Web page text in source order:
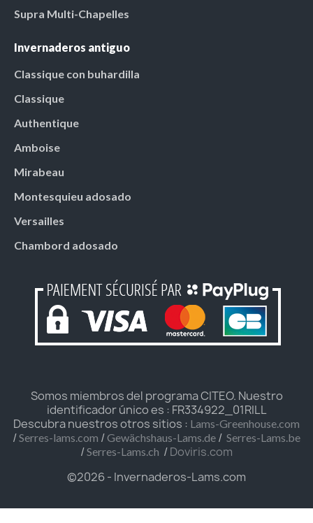
Supra Multi-Chapelles
Invernaderos antiguo
Classique con buhardilla
Classique
Authentique
Amboise
Mirabeau
Montesquieu adosado
Versailles
Chambord adosado
Somos miembros del programa CITEO. Nuestro
identificador único es : FR334922_01RILL
Descubra nuestros otros sitios : Lams-Greenhouse.com
/ Serres-lams.com /Gewächshaus-Lams.de / Serres-Lams.be
/ Serres-Lams.ch /Doviris.com
©2026 - Invernaderos-Lams.com